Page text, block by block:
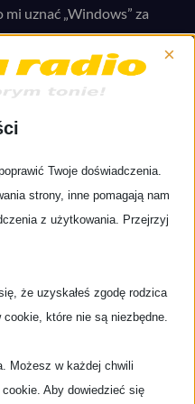
uznać „Windows” za
Jest to muzyka
synth popowych brzmień
Zespół założyło
się Mac Austin a bracia
i syntezatorze. Gdy
rewolucja punk
Grace nie odnosiła
na utworzenie formacji
miał duży wpływ
Później znany był z
jak: Frankie Goes To
×
Twoje doświadczenia.
strony, inne pomagają nam
z użytkowania. Przejrzyj
że uzyskałeś zgodę rodzica
które nie są niezbędne.
Możesz w każdej chwili
Aby dowiedzieć się